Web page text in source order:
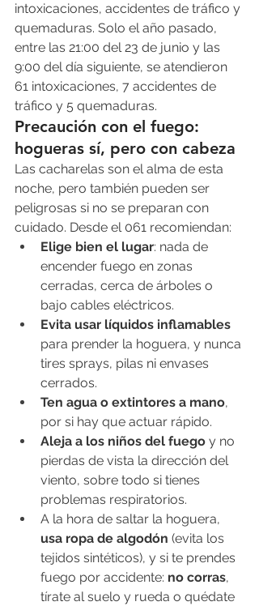
intoxicaciones, accidentes de tráfico y
quemaduras. Solo el año pasado,
entre las 21:00 del 23 de junio y las
9:00 del día siguiente, se atendieron
61 intoxicaciones, 7 accidentes de
tráfico y 5 quemaduras.
Precaución con el fuego:
hogueras sí, pero con cabeza
Las cacharelas son el alma de esta
noche, pero también pueden ser
peligrosas si no se preparan con
cuidado. Desde el 061 recomiendan:
Elige bien el lugar: nada de
encender fuego en zonas
cerradas, cerca de árboles o
bajo cables eléctricos.
Evita usar líquidos inflamables
para prender la hoguera, y nunca
tires sprays, pilas ni envases
cerrados.
Ten agua o extintores a mano,
por si hay que actuar rápido.
Aleja a los niños del fuego y no
pierdas de vista la dirección del
viento, sobre todo si tienes
problemas respiratorios.
A la hora de saltar la hoguera,
usa ropa de algodón (evita los
tejidos sintéticos), y si te prendes
fuego por accidente: no corras,
tírate al suelo y rueda o quédate